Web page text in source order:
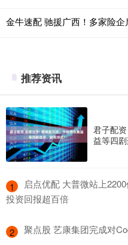
金牛速配 驰援广西！多家险
推荐资讯
君子配
益等四
1
启点优配 大普微站上
投资回报超百倍
2 聚点股 艺康集团完成对